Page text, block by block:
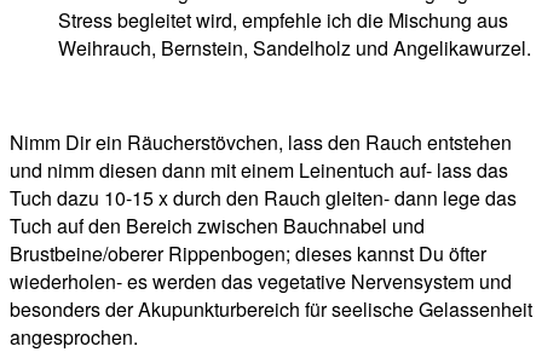
Stress begleitet wird, empfehle ich die Mischung aus
Weihrauch, Bernstein, Sandelholz und Angelikawurzel.
Nimm Dir ein Räucherstövchen, lass den Rauch entstehen
und nimm diesen dann mit einem Leinentuch auf- lass das
Tuch dazu 10-15 x durch den Rauch gleiten- dann lege das
Tuch auf den Bereich zwischen Bauchnabel und
Brustbeine/oberer Rippenbogen; dieses kannst Du öfter
wiederholen- es werden das vegetative Nervensystem und
besonders der Akupunkturbereich für seelische Gelassenheit
angesprochen.